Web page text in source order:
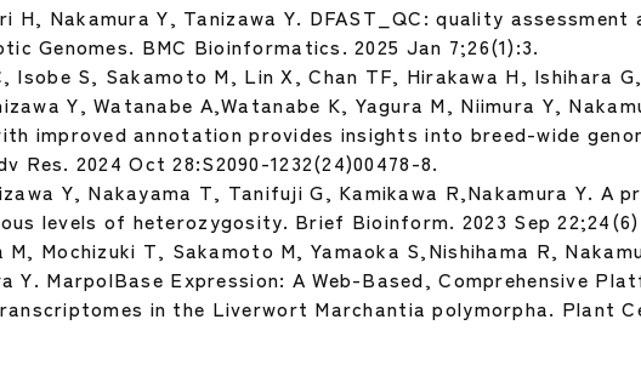
H, Nakamura Y, Tanizawa Y. DFAST_QC: quality assessment
Genomes. BMC Bioinformatics. 2025 Jan 7;26(1):3.
Isobe S, Sakamoto M, Lin X, Chan TF, Hirakawa H, Ishihara
Y, Watanabe A,Watanabe K, Yagura M, Niimura Y,
improved annotation provides insights into breed-wide
2024 Oct 28:S2090-1232(24)00478-8.
Y, Nakayama T, Tanifuji G, Kamikawa R,Nakamura Y. A
levels of heterozygosity. Brief Bioinform. 2023 Sep
M, Mochizuki T, Sakamoto M, Yamaoka S,Nishihama R,
Y. MarpolBase Expression: A Web-Based, Comprehensive
in the Liverwort Marchantia polymorpha. Plant